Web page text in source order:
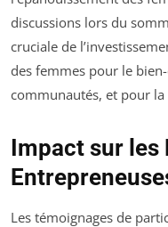
discussions lors du
cruciale de
des femmes pour le
communautés, et pour
Impact sur les
Les témoignages de